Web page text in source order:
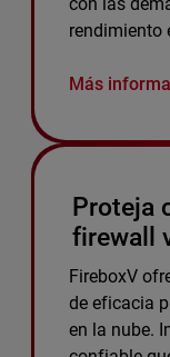
rendimiento
Más
Proteja
firewall
FireboxV
de eficacia
en la nube.